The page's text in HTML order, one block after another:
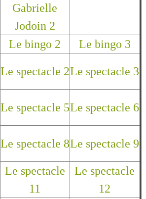
Gabrielle
Jodoin 2
Le bingo 2
Le bingo 3
Le spectacle 2Le spectacle 3
Le spectacle 5Le spectacle 6
Le spectacle 8Le spectacle 9
Le spectacle
11
Le spectacle
12